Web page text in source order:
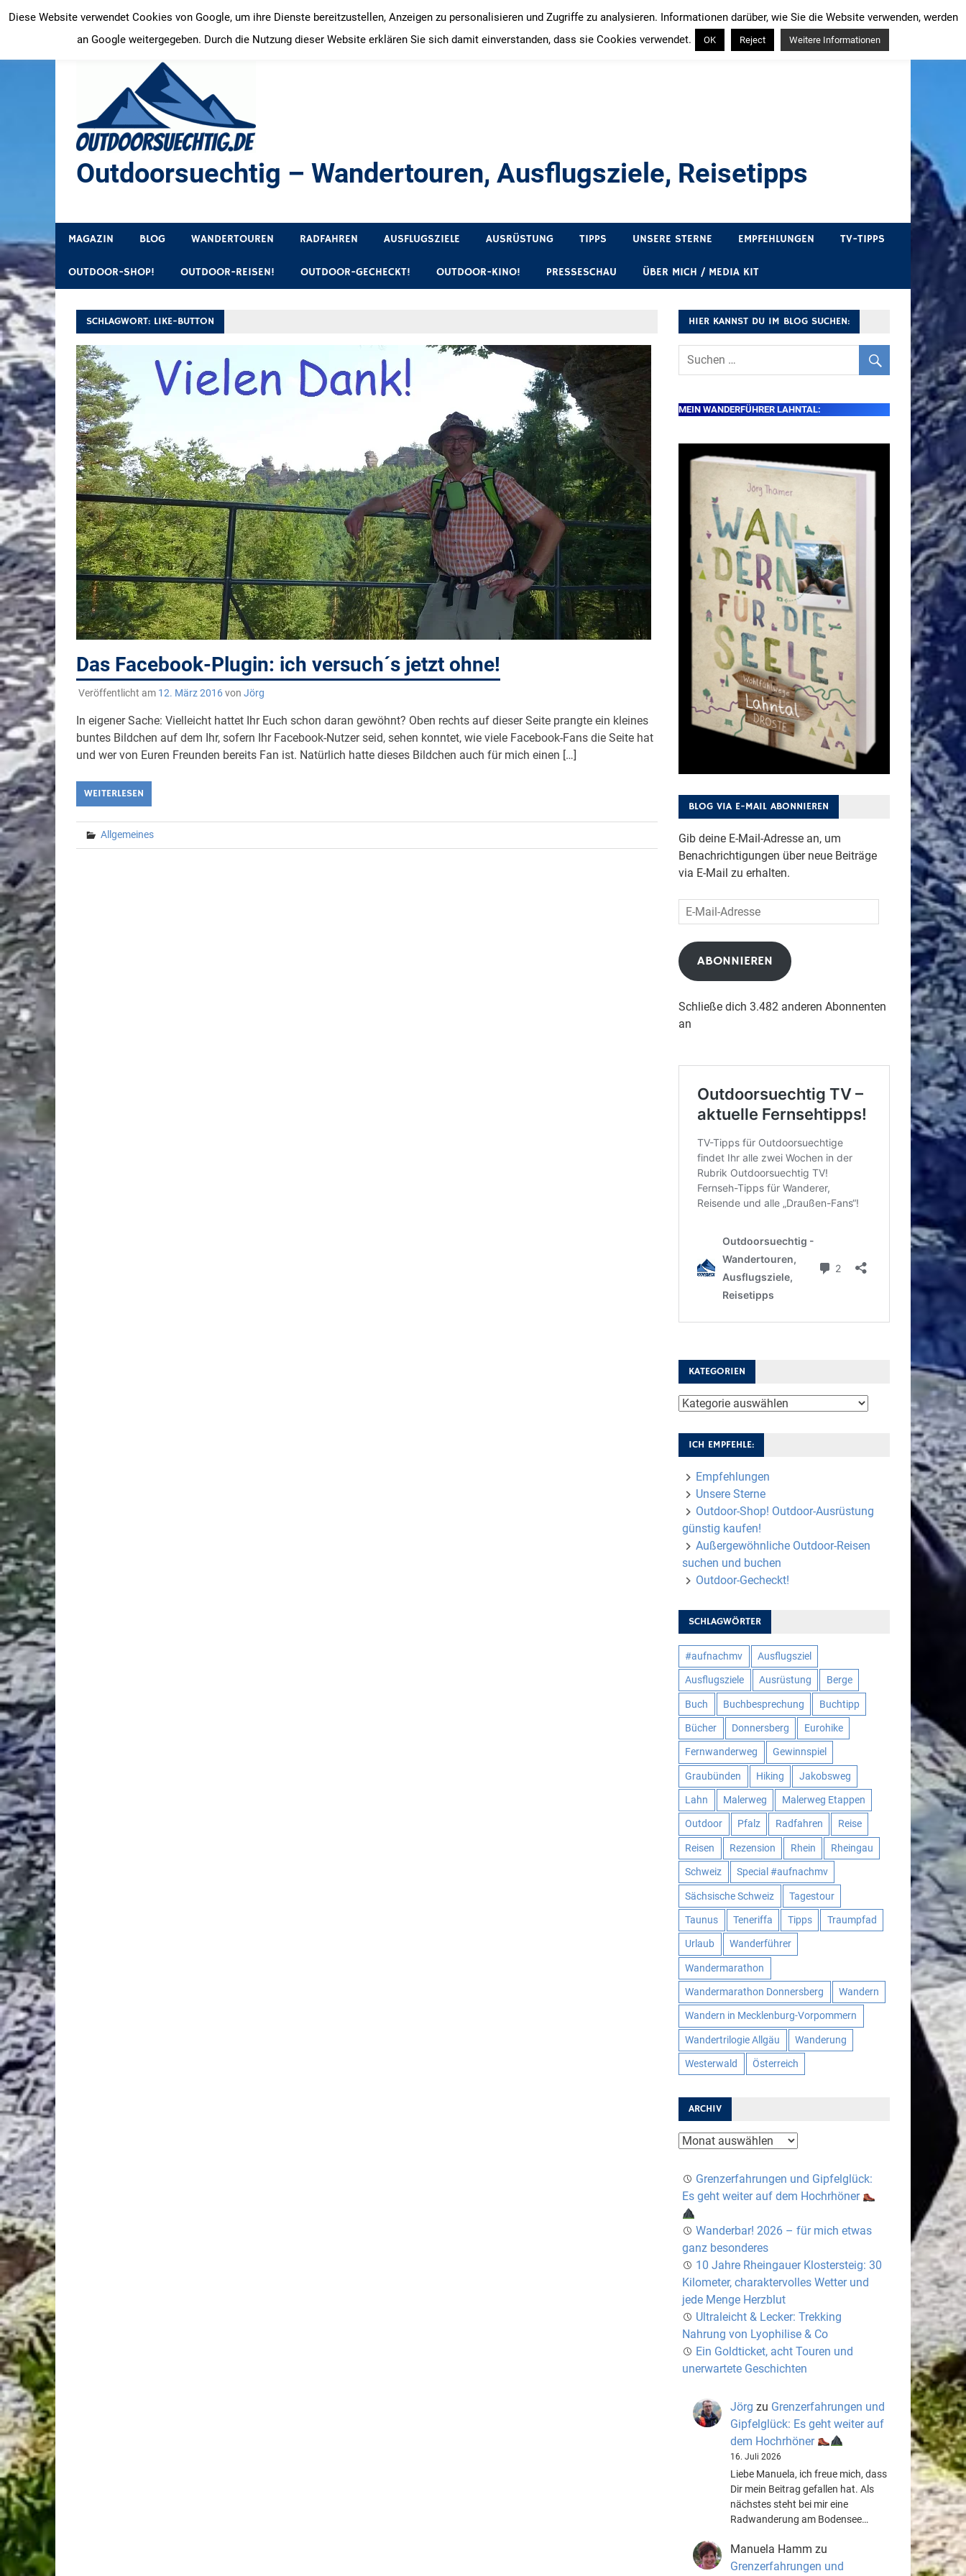
Inhalt
springen
Outdoorsuechtig – Wandertouren, Ausflugsziele, Reisetipps
MAGAZIN BLOG WANDERTOUREN RADFAHREN AUSFLUGSZIELE AUSRÜSTUNG TIPPS UNSERE STERNE EMPFEHLUNGEN TV-TIPPS
OUTDOOR-SHOP! OUTDOOR-REISEN! OUTDOOR-GECHECKT! OUTDOOR-KINO! PRESSESCHAU ÜBER MICH / MEDIA KIT
SCHLAGWORT: LIKE-BUTTON
Das Facebook-Plugin: ich versuch´s jetzt ohne!
Veröffentlicht am 12. März 2016von Jörg
In eigener Sache: Vielleicht hattet Ihr Euch schon daran gewöhnt? Oben rechts auf dieser Seite prangte ein kleines
buntes Bildchen auf dem Ihr, sofern Ihr Facebook-Nutzer seid, sehen konntet, wie viele Facebook-Fans die Seite hat
und wer von Euren Freunden bereits Fan ist. Natürlich hatte dieses Bildchen auch für mich einen […]
WEITERLESEN
Allgemeines
HIER KANNST DU IM BLOG SUCHEN:
MEIN WANDERFÜHRER LAHNTAL:
BLOG VIA E-MAIL ABONNIEREN
Gib deine E-Mail-Adresse an, um
Benachrichtigungen über neue Beiträge
via E-Mail zu erhalten.
E-
Mail-
Adresse
ABONNIEREN
Schließe dich 3.482 anderen Abonnenten
an
KATEGORIEN
Kategorien
ICH EMPFEHLE:
Empfehlungen
Unsere Sterne
Outdoor-Shop! Outdoor-Ausrüstung
günstig kaufen!
Außergewöhnliche Outdoor-Reisen
suchen und buchen
Outdoor-Gecheckt!
SCHLAGWÖRTER
#aufnachmv Ausflugsziel
Ausflugsziele Ausrüstung Berge
Buch Buchbesprechung Buchtipp
Bücher Donnersberg Eurohike
Fernwanderweg Gewinnspiel
Graubünden Hiking Jakobsweg
Lahn Malerweg Malerweg Etappen
Outdoor Pfalz Radfahren Reise
Reisen Rezension Rhein Rheingau
Schweiz Special #aufnachmv
Sächsische Schweiz Tagestour
Taunus Teneriffa Tipps Traumpfad
Urlaub Wanderführer
Wandermarathon
Wandermarathon Donnersberg Wandern
Wandern in Mecklenburg-Vorpommern
Wandertrilogie Allgäu Wanderung
Westerwald Österreich
ARCHIV
Archiv
Grenzerfahrungen und Gipfelglück:
Es geht weiter auf dem Hochrhöner
Wanderbar! 2026 – für mich etwas
ganz besonderes
10 Jahre Rheingauer Klostersteig: 30
Kilometer, charaktervolles Wetter und
jede Menge Herzblut
Ultraleicht & Lecker: Trekking
Nahrung von Lyophilise & Co
Ein Goldticket, acht Touren und
unerwartete Geschichten
Jörg zu Grenzerfahrungen und
Gipfelglück: Es geht weiter auf
dem Hochrhöner
16. Juli 2026
Liebe Manuela, ich freue mich, dass
Dir mein Beitrag gefallen hat. Als
nächstes steht bei mir eine
Radwanderung am Bodensee…
Manuela Hamm zu
Grenzerfahrungen und
Diese Website verwendet Cookies von Google, um ihre Dienste bereitzustellen, Anzeigen zu personalisieren und Zugriffe zu analysieren. Informationen darüber, wie Sie die Website verwenden, werden
an Google weitergegeben. Durch die Nutzung dieser Website erklären Sie sich damit einverstanden, dass sie Cookies verwendet.
OK Reject Weitere Informationen